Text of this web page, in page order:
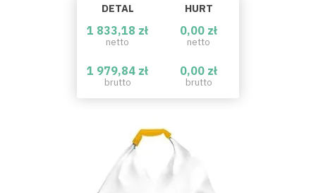
DETAL HURT
1 833,18 zł
netto
0,00 zł
netto
1 979,84 zł
brutto
0,00 zł
brutto